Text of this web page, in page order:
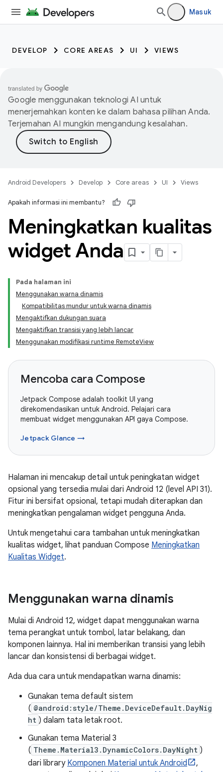
Masuk
DEVELOP CORE AREAS UI VIEWS
Google menggunakan teknologi AI untuk
menerjemahkan konten ke dalam bahasa pilihan Anda.
Terjemahan AI mungkin mengandung kesalahan.
Android Developers Develop Core areas UI Views
Apakah informasi ini membantu?
Meningkatkan kualitas
widget Anda
Pada halaman ini
Menggunakan warna dinamis
Kompatibilitas mundur untuk warna dinamis
Mengaktifkan dukungan suara
Mengaktifkan transisi yang lebih lancar
Menggunakan modifikasi runtime RemoteView
Mencoba cara Compose
Jetpack Compose adalah toolkit UI yang
direkomendasikan untuk Android. Pelajari cara
membuat widget menggunakan API gaya Compose.
Jetpack Glance →
Halaman ini mencakup detail untuk peningkatan widget
opsional yang tersedia mulai dari Android 12 (level API 31).
Fitur ini bersifat opsional, tetapi mudah diterapkan dan
meningkatkan pengalaman widget pengguna Anda.
Untuk mengetahui cara tambahan untuk meningkatkan
kualitas widget, lihat panduan Compose Meningkatkan
Kualitas Widget.
Menggunakan warna dinamis
Mulai di Android 12, widget dapat menggunakan warna
tema perangkat untuk tombol, latar belakang, dan
komponen lainnya. Hal ini memberikan transisi yang lebih
lancar dan konsistensi di berbagai widget.
Ada dua cara untuk mendapatkan warna dinamis:
Gunakan tema default sistem
( @android:style/Theme.DeviceDefault.DayNig
ht ) dalam tata letak root.
Gunakan tema Material 3
( Theme.Material3.DynamicColors.DayNight )
dari library Komponen Material untuk Android
,